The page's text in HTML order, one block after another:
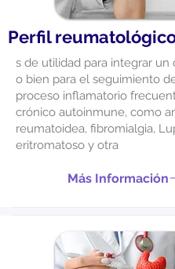
Perfil
s de utilidad para integrar un
o bien para el seguimiento
proceso inflamatorio
crónico autoinmune, como
reumatoidea, fibromialgia,
eritromatoso y otra
Más Información